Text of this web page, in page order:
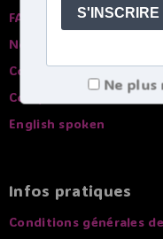
FAQ
Nos garanties
Contactez-nous
Comparatif des
English spoken
Infos pratiques
Conditions générales
Ne